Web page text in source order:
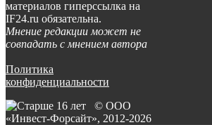
материалов гиперссылка на
IF24.ru обязательна.
Мнение редакции может не
совпадать с мнением автора
Политика
конфиденциальности
© ООО
«Инвест-Форсайт», 2012-2026